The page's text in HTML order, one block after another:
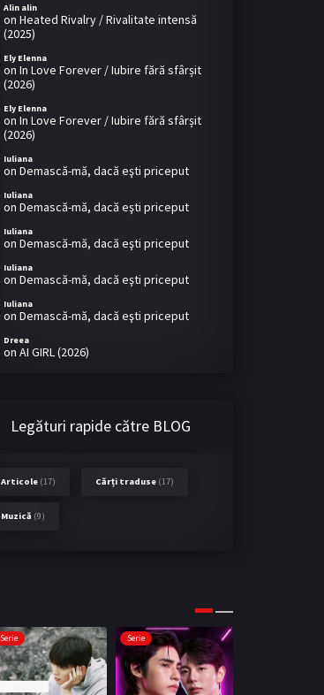
Alin alin
on Heated Rivalry / Rivalitate intensă
(2025)
Ely Elenna
on In Love Forever / Iubire fără sfârșit
(2026)
Ely Elenna
on In Love Forever / Iubire fără sfârșit
(2026)
Iuliana
on Demască-mă, dacă eşti priceput
Iuliana
on Demască-mă, dacă eşti priceput
Iuliana
on Demască-mă, dacă eşti priceput
Iuliana
on Demască-mă, dacă eşti priceput
Iuliana
on Demască-mă, dacă eşti priceput
Dreea
on AI GIRL (2026)
Legături rapide către BLOG
Articole (17) Cărți traduse (17)
Muzică (9)
Serie Serie